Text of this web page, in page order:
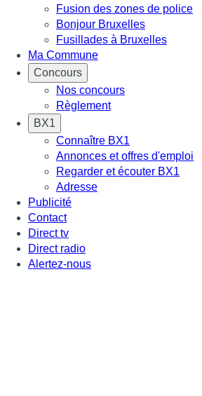
Fusion des zones de police
Bonjour Bruxelles
Fusillades à Bruxelles
Ma Commune
Concours
Nos concours
Règlement
BX1
Connaître BX1
Annonces et offres d'emploi
Regarder et écouter BX1
Adresse
Publicité
Contact
Direct tv
Direct radio
Alertez-nous